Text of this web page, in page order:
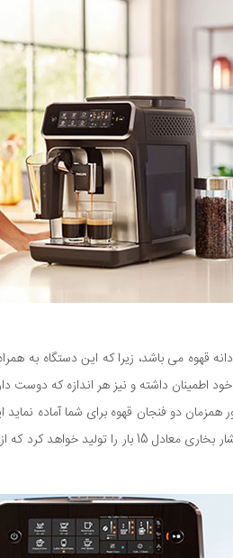
اطمینان داشته و نیز هر اندازه که دوست
دو فنجان قهوه برای شما آماده
ثانیه طول می کشد تا قهوه موردنظرتان را برای